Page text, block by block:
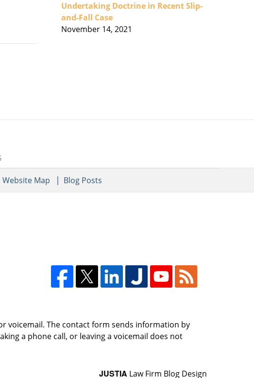
Undertaking Doctrine in Recent Slip-
and-Fall Case
November 14, 2021
Website Map Blog Posts
voicemail. The contact form sends information by
a phone call, or leaving a voicemail does not
JUSTIA Law Firm Blog Design